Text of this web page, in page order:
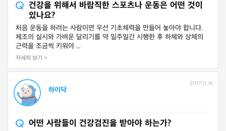
건강을 위해서 바람직한 스포츠나 운동은 어떤 것이
있나요?
처음 운동을 하려는 사람이면 우선 기초체력을 만들어 놓아야 합니다.
체조의 실시와 가벼운 달리기를 약 일주일간 시행한 후 하체와 상체의
근력을 조금씩 키워야 ...
자세히 보기 >
하이닥
2017.11.16
어떤 사람들이 건강검진을 받아야 하는가?